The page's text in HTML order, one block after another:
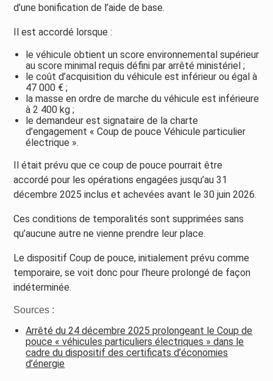
d’une bonification de l’aide de base.
Il est accordé lorsque :
le véhicule obtient un score environnemental supérieur
au score minimal requis défini par arrêté ministériel ;
le coût d’acquisition du véhicule est inférieur ou égal à
47 000 € ;
la masse en ordre de marche du véhicule est inférieure
à 2 400 kg ;
le demandeur est signataire de la charte
d’engagement « Coup de pouce Véhicule particulier
électrique ».
Il était prévu que ce coup de pouce pourrait être
accordé pour les opérations engagées jusqu’au 31
décembre 2025 inclus et achevées avant le 30 juin 2026.
Ces conditions de temporalités sont supprimées sans
qu’aucune autre ne vienne prendre leur place.
Le dispositif Coup de pouce, initialement prévu comme
temporaire, se voit donc pour l’heure prolongé de façon
indéterminée.
Sources :
Arrêté du 24 décembre 2025 prolongeant le Coup de
pouce « véhicules particuliers électriques » dans le
cadre du dispositif des certificats d’économies
d’énergie